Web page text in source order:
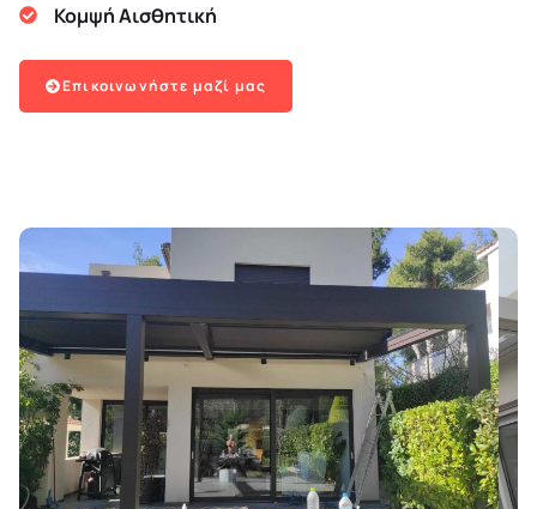
Κομψή Αισθητική
Επικοινωνήστε μαζί μας